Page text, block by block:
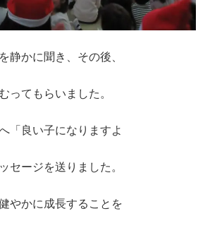
静かに聞き、その後、
ってもらいました。
「良い子になりますよ
セージを送りました。
やかに成長することを